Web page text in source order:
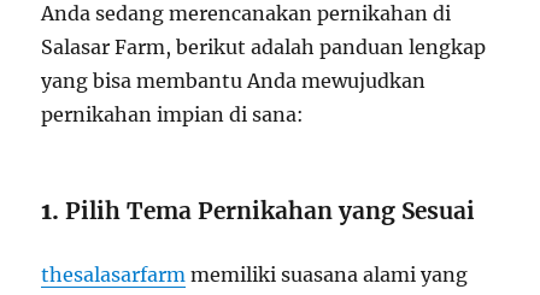
Anda sedang merencanakan pernikahan di
Salasar Farm, berikut adalah panduan lengkap
yang bisa membantu Anda mewujudkan
pernikahan impian di sana:
1.Pilih Tema Pernikahan yang Sesuai
thesalasarfarm memiliki suasana alami yang